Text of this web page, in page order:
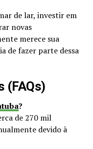
de lar, investir em
novas
merece sua
de fazer parte dessa
(FAQs)
?
de 270 mil
devido à